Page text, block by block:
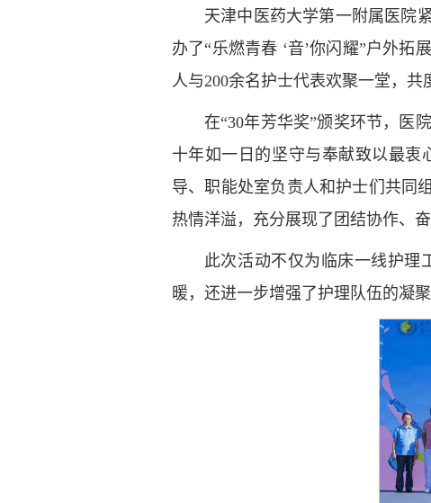
天津中医药大学第一附属医院
办了“乐燃青春 ‘音’你闪耀”户外
人与200余名护士代表欢聚一堂，共
在“30年芳华奖”颁奖环节，医
十年如一日的坚守与奉献致以最衷
导、职能处室负责人和护士们共同
热情洋溢，充分展现了团结协作、
此次活动不仅为临床一线护理
暖，还进一步增强了护理队伍的凝